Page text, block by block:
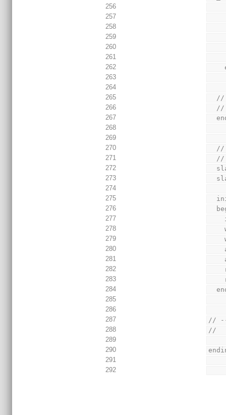
256
257
258
259
260
261
262
263
264
265
266
  //
267
268
269
270
271
  //
272
273
274
275
276
277
278
279
280
281
282
283
284
285
286
287
//
288
//
289
290
291
292